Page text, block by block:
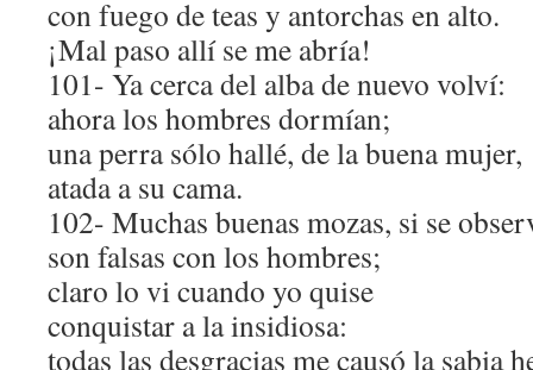
con fuego de teas y antorchas en alto.
¡Mal paso allí se me abría!
101- Ya cerca del alba de nuevo volví:
ahora los hombres dormían;
una perra sólo hallé, de la buena mujer,
atada a su cama.
102- Muchas buenas mozas, si se
son falsas con los hombres;
claro lo vi cuando yo quise
conquistar a la insidiosa:
todas las desgracias me causó la sabia